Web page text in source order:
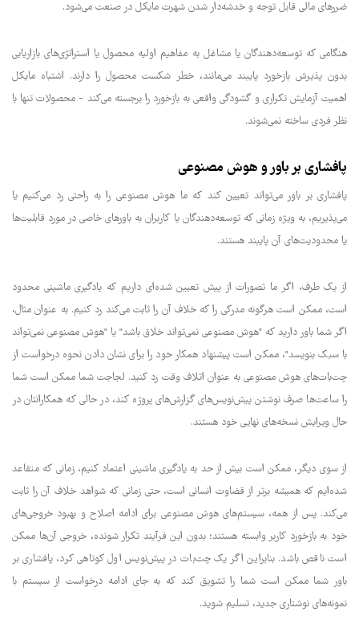
ضررهای مالی قابل توجه و خدشه‌دار شدن شهرت مایکل در صنعت می‌شود.
هنگامی که توسعه‌دهندگان یا مشاغل به مفاهیم اولیه محصول یا استراتژی‌های بازاریابی
بدون پذیرش بازخورد پایبند می‌مانند، خطر شکست محصول را دارند. اشتباه مایکل
اهمیت آزمایش تکراری و گشودگی واقعی به بازخورد را برجسته می‌کند - محصولات تنها با
نظر فردی ساخته نمی‌شوند.
پافشاری بر باور و هوش مصنوعی
پافشاری بر باور می‌تواند تعیین کند که ما هوش مصنوعی را به راحتی رد می‌کنیم یا
می‌پذیریم، به ویژه زمانی که توسعه‌دهندگان یا کاربران به باورهای خاصی در مورد قابلیت‌ها
یا محدودیت‌های آن پایبند هستند.
از یک طرف، اگر ما تصورات از پیش تعیین شده‌ای داریم که یادگیری ماشینی محدود
است، ممکن است هرگونه مدرکی را که خلاف آن را ثابت می‌کند رد کنیم. به عنوان مثال،
اگر شما باور دارید که "هوش مصنوعی نمی‌تواند خلاق باشد" یا "هوش مصنوعی نمی‌تواند
با سبک بنویسد"، ممکن است پیشنهاد همکار خود را برای نشان دادن نحوه درخواست از
چت‌بات‌های هوش مصنوعی به عنوان اتلاف وقت رد کنید. لجاجت شما ممکن است شما
را ساعت‌ها صرف نوشتن پیش‌نویس‌های گزارش‌های پروژه کند، در حالی که همکارانتان در
حال ویرایش نسخه‌های نهایی خود هستند.
از سوی دیگر، ممکن است بیش از حد به یادگیری ماشینی اعتماد کنیم، زمانی که متقاعد
شده‌ایم که همیشه برتر از قضاوت انسانی است، حتی زمانی که شواهد خلاف آن را ثابت
می‌کند. پس از همه، سیستم‌های هوش مصنوعی برای ادامه اصلاح و بهبود خروجی‌های
خود به بازخورد کاربر وابسته هستند؛ بدون این فرآیند تکرار شونده، خروجی آن‌ها ممکن
است ناقص باشد. بنابراین اگر یک چت‌بات در پیش‌نویس اول کوتاهی کرد، پافشاری بر
باور شما ممکن است شما را تشویق کند که به جای ادامه درخواست از سیستم با
نمونه‌های نوشتاری جدید، تسلیم شوید.